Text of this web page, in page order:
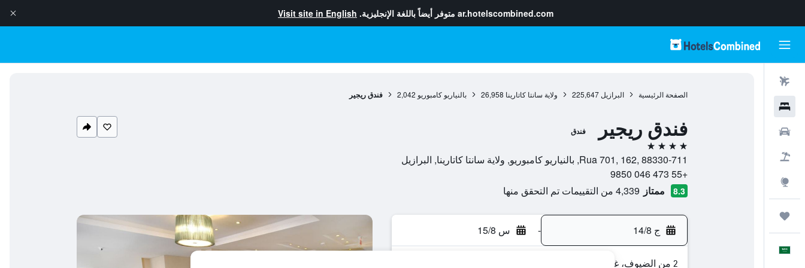
ar.hotelscombined.com متوفر أيضاً باللغة الإنجليزية. Visit site in English
الصفحة الرئيسية البرازيل 225,647 ولاية سانتا كاتارينا 26,958 بالنياريو كامبوريو 2,042 فندق ريجير
فندق ريجير فندق
4 نجوم
Rua 701, 162, 88330-711, بالنياريو كامبوريو, ولاية سانتا كاتارينا, البرازيل
+55 473 046 9850
8.3 ممتاز 4,339 من التقييمات تم التحقق منها
ج 14/8 - س 15/8
2 من الضيوف، غرفة واحدة